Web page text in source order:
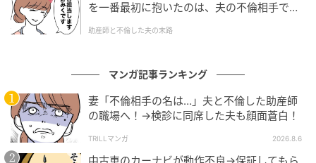
を一番最初に抱いたのは、夫の不倫相手でし
助産師と不倫した夫の末路
マンガ記事ランキング
妻「不倫相手の名は…」夫と不倫した助産師
の職場へ！→検診に同席した夫も顔面蒼白！
TRILLマンガ 2026.8.6